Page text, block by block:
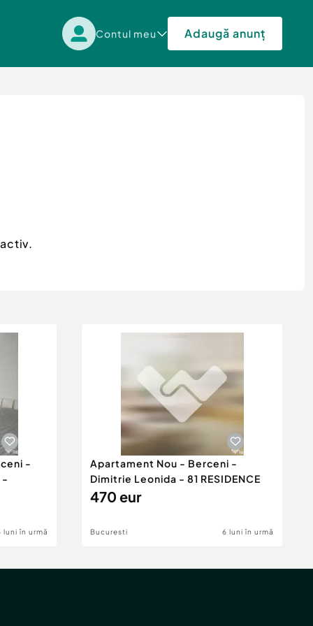
Contul meu Adaugă anunț
-
-
luni în urmă
Apartament Nou - Berceni -
Dimitrie Leonida - 81 RESIDENCE
470 eur
Bucuresti 6 luni în urmă